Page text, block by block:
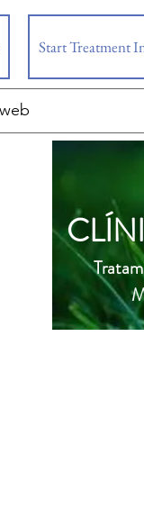
Start Treatment